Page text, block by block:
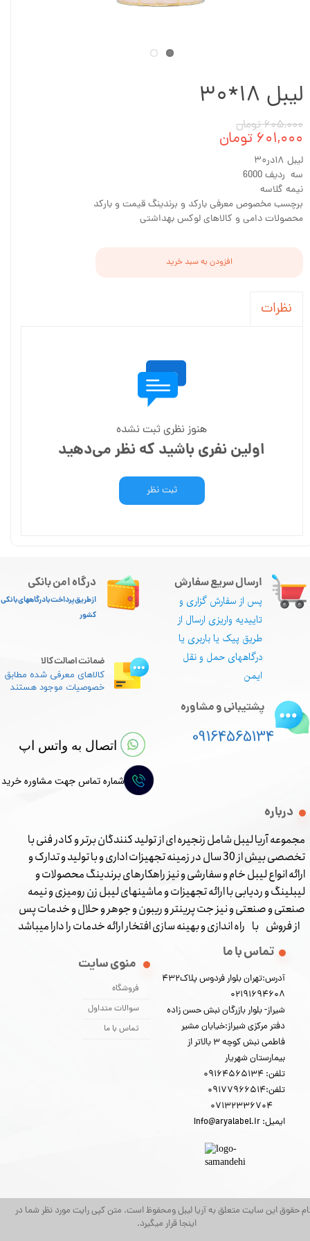
لیبل ۱۸*۳۰
۶۰۵,۰۰۰ تومان
۶۰۱,۰۰۰ تومان
لیبل ۱۸در۳۰
سه ردیف 6000
نیمه گلاسه
برچسب مخصوص معرفی بارکد و برندینگ قیمت و بارکد
محصولات دامی و کالاهای لوکس بهداشتی
افزودن به سبد خرید
نظرات
هنوز نظری ثبت نشده
اولین نفری باشید که نظر می‌دهید
ثبت نظر
حقوق این سایت متعلق به آریا لیبل ومحفوظ است. متن کپی رایت مورد نظر شما در
اینجا قرار میگیرد.
ارسال سریع سفارش
پس از سفارش گزاری و
تاییدیه واریزی ارسال از
طریق پیک یا باربری یا
درگاههای حمل و نقل
ایمن
درباره
مجموعه آریا لیبل شامل زنجیره ای از تولید کنندگان برتر و کادر فنی با
تخصصی بیش از 30 سال در زمینه تجهیزات اداری و با تولید و تدارک و
ارائه انواع لیبل خام و سفارشی و نیز راهکارهای برندینگ محصولات و
لیبلینگ و ردیابی با ارائه تجهیزات و ماشینهای لیبل زن رومیزی و نیمه
صنعتی و صنعتی و نیز جت پرینتر و ریبون و جوهر و حلال و خدمات پس
از فروش با راه اندازی و بهینه سازی افتخار ارائه خدمات را دارا میباشد
منوی سایت
فروشگاه
سوالات متداول
تماس با ما
تماس با ما
آدرس:تهران بلوار فردوس پلاک432
02191694608
شیراز- بلوار بازرگان نبش حسن زاده
دفتر مرکزی شیراز:خیابان مشیر
فاطمی نبش کوچه 3 بالاتر از
بیمارستان شهریار
تلفن: 09164565134
تلفن:09177966514
ایمیل: Info@aryalabel.ir
درگاه امن بانکی
از طریق پرداخت با درگاههای بانکی
کشور
پشتیبانی و مشاوره
09164565134
ضمانت اصالت کالا
کالاهای معرفی شده مطابق
خصوصیات موجود هستند
اتصال به واتس اپ
شماره تماس جهت مشاوره خرید